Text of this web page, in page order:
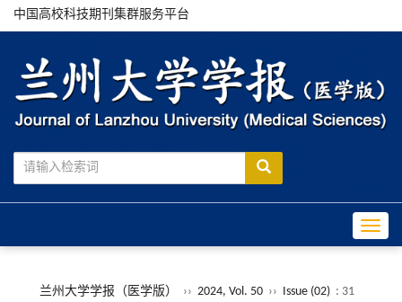
中国高校科技期刊集群服务平台
兰州大学学报（医学版） ›› 2024, Vol. 50 ›› Issue (02) : 31